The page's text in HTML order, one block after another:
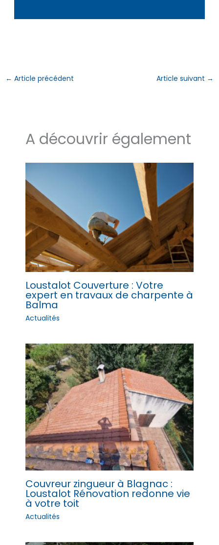
← Article précédent Article suivant →
A découvrir également
Loustalot Couverture : Votre
expert en travaux de charpente à
Balma
Actualités
Couvreur zingueur à Blagnac :
Loustalot Rénovation redonne vie
à votre toit
Actualités